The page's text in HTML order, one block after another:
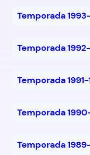
Temporada
Temporada
Temporada 1991-
Temporada
Temporada